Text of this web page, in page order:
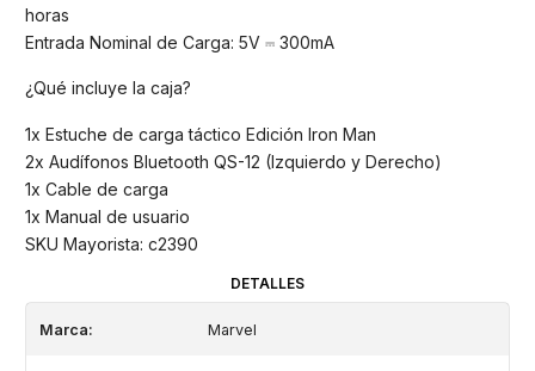
horas
Entrada Nominal de Carga: 5V ⎓ 300mA
¿Qué incluye la caja?
1x Estuche de carga táctico Edición Iron Man
2x Audífonos Bluetooth QS-12 (Izquierdo y Derecho)
1x Cable de carga
1x Manual de usuario
SKU Mayorista: c2390
DETALLES
Marca: Marvel